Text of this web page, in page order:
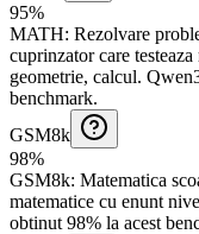
95%
MATH: Rezolvare
cuprinzator care
geometrie, calcul.
benchmark.
GSM8k
98%
GSM8k: Matematica
matematice cu enunt
obtinut 98% la acest